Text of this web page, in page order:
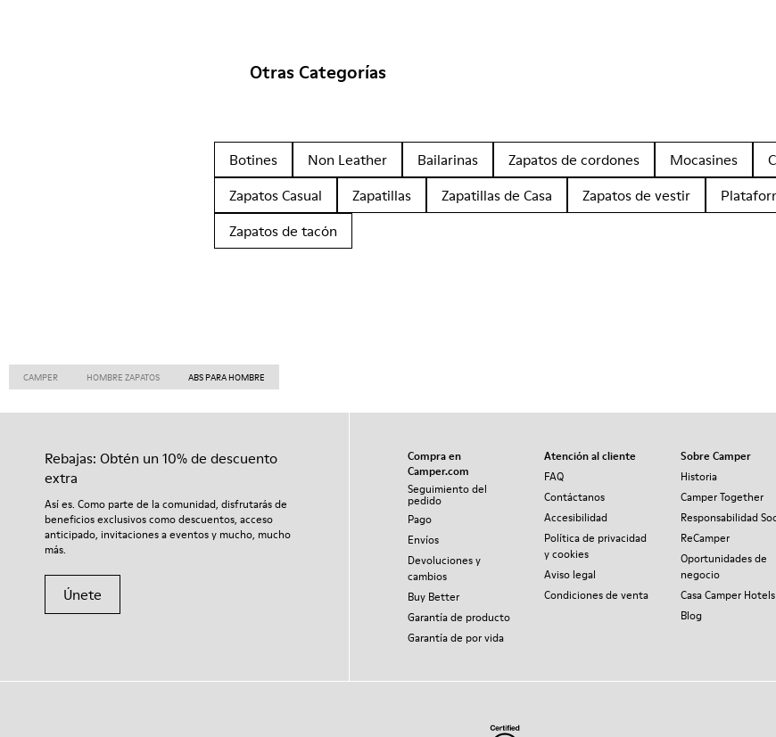
Otras Categorías
Botines Non Leather Bailarinas Zapatos de cordones Mocasines
Zapatos Casual
Zapatillas Zapatillas de Casa Zapatos de vestir
Zapatos de tacón
CAMPER HOMBRE ZAPATOS ABS PARA HOMBRE
Rebajas: Obtén un 10% de descuento
extra
Así es. Como parte de la comunidad, disfrutarás de
beneficios exclusivos como descuentos, acceso
anticipado, invitaciones a eventos y mucho, mucho
más.
Únete
Compra en
Camper.com
Seguimiento del
pedido
Pago
Envíos
Devoluciones y
cambios
Buy Better
Garantía de producto
Garantía de por vida
Atención al cliente
FAQ
Contáctanos
Accesibilidad
Política de privacidad
y cookies
Aviso legal
Condiciones de venta
Sobre Camper
Historia
Camper Together
Responsabilidad
ReCamper
Oportunidades de
negocio
Casa Camper Hotels
Blog